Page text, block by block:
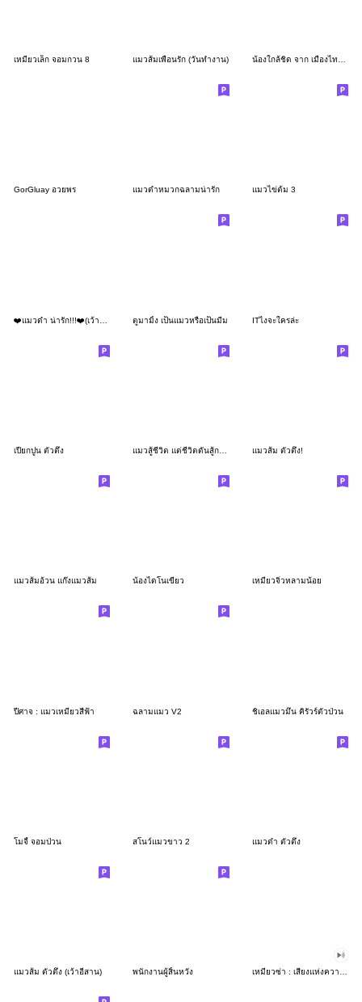
เหมียวเล็ก จอมกวน 8 แมวส้มเพื่อนรัก (วันทำงาน)
GorGluay อวยพร แมวดำหมวกฉลามน่ารัก แมวไข่ต้ม 3
ตูมามิ้ง เป็นแมวหรือเป็นมีม ITไงจะใครล่ะ
เปียกปูน ตัวตึง แมวส้ม ตัวตึง!
แมวส้มอ้วน แก๊งแมวส้ม น้องไดโนเขียว เหมียวจิ๋วหลามน้อย
ปีศาจ : แมวเหมียวสีฟ้า ฉลามแมว V2 ชิเอลแมวมึน คิรัวร์ตัวป่วน
โมจี้ จอมป่วน สโนว์แมวขาว 2 แมวดำ ตัวตึง
แมวส้ม ตัวตึง (เว้าอีสาน) พนักงานผู้สิ้นหวัง เหมียวซ่า : เสียงแห่งความสุข